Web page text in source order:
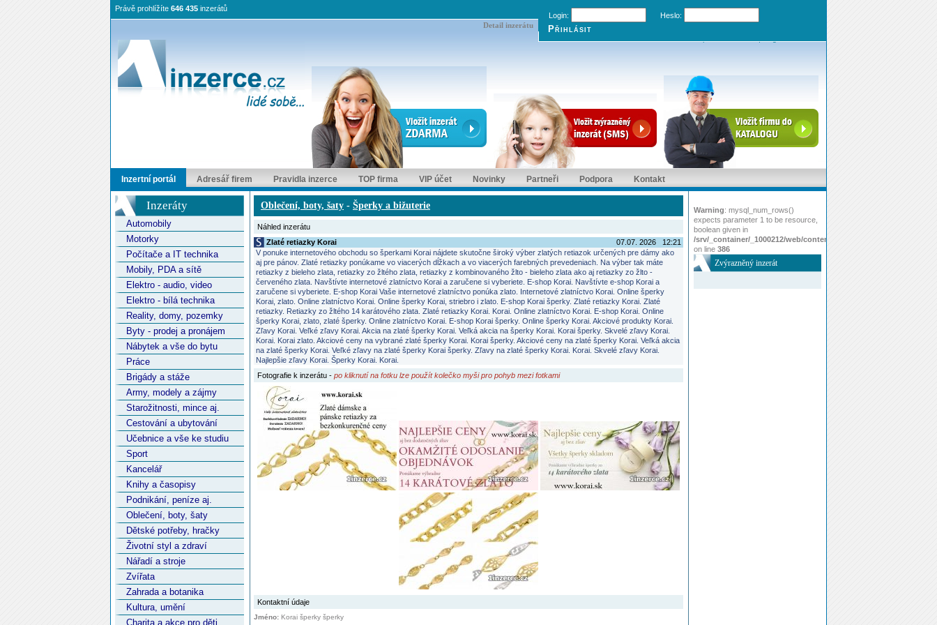
Detail inzerátu
Právě prohlížíte 646 435 inzerátů
Login:
Heslo:
Inzertní portál Adresář firem Pravidla inzerce TOP firma VIP účet Novinky Partneři Podpora Kontakt
Inzeráty
Automobily
Motorky
Počítače a IT technika
Mobily, PDA a sítě
Elektro - audio, video
Elektro - bílá technika
Reality, domy, pozemky
Byty - prodej a pronájem
Nábytek a vše do bytu
Práce
Brigády a stáže
Army, modely a zájmy
Starožitnosti, mince aj.
Cestování a ubytování
Učebnice a vše ke studiu
Sport
Kancelář
Knihy a časopisy
Podnikání, peníze aj.
Oblečení, boty, šaty
Dětské potřeby, hračky
Životní styl a zdraví
Nářadí a stroje
Zvířata
Zahrada a botanika
Kultura, umění
Charita a akce pro děti
Oblečení, boty, šaty - Šperky a bižuterie
Náhled inzerátu
Zlaté retiazky Korai
07.07. 2026 12:21
V ponuke internetového obchodu so šperkami Korai nájdete skutočne široký výber zlatých retiazok určených pre dámy ako
aj pre pánov. Zlaté retiazky ponúkame vo viacerých dĺžkach a vo viacerých farebných prevedeniach. Na výber tak máte
retiazky z bieleho zlata, retiazky zo žltého zlata, retiazky z kombinovaného žlto - bieleho zlata ako aj retiazky zo žlto -
červeného zlata. Navštívte internetové zlatníctvo Korai a zaručene si vyberiete. E-shop Korai. Navštívte e-shop Korai a
zaručene si vyberiete. E-shop Korai Vaše internetové zlatníctvo ponúka zlato. Internetové zlatníctvo Korai. Online šperky
Korai, zlato. Online zlatníctvo Korai. Online šperky Korai, striebro i zlato. E-shop Korai šperky. Zlaté retiazky Korai. Zlaté
retiazky. Retiazky zo žltého 14 karátového zlata. Zlaté retiazky Korai. Korai. Online zlatníctvo Korai. E-shop Korai. Online
šperky Korai, zlato, zlaté šperky. Online zlatníctvo Korai. E-shop Korai šperky. Online šperky Korai. Akciové produkty Korai.
Zľavy Korai. Veľké zľavy Korai. Akcia na zlaté šperky Korai. Veľká akcia na šperky Korai. Korai šperky. Skvelé zľavy Korai.
Korai. Korai zlato. Akciové ceny na vybrané zlaté šperky Korai. Korai šperky. Akciové ceny na zlaté šperky Korai. Veľká akcia
na zlaté šperky Korai. Veľké zľavy na zlaté šperky Korai šperky. Zľavy na zlaté šperky Korai. Korai. Skvelé zľavy Korai.
Najlepšie zľavy Korai. Šperky Korai. Korai.
Fotografie k inzerátu - po kliknutí na fotku lze použít kolečko myši pro pohyb mezi fotkami
Kontaktní údaje
Jméno: Korai šperky šperky
Warning: mysql_num_rows()
expects parameter 1 to be resource,
boolean given in
/srv/_container/_1000212/web/content/www/index.php
on line 386
Zvýrazněný inzerát